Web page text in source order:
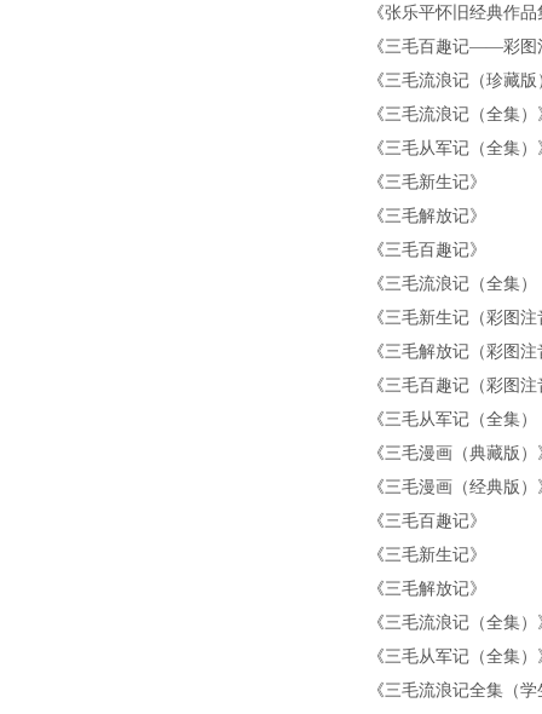
《张乐平怀旧经典作品
《三毛百趣记——彩图
《三毛流浪记（珍藏版
《三毛流浪记（全集）
《三毛从军记（全集）
《三毛新生记》
《三毛解放记》
《三毛百趣记》
《三毛流浪记（全集
《三毛新生记（彩图注
《三毛解放记（彩图注
《三毛百趣记（彩图注
《三毛从军记（全集
《三毛漫画（典藏版）
《三毛漫画（经典版）
《三毛百趣记》
《三毛新生记》
《三毛解放记》
《三毛流浪记（全集）
《三毛从军记（全集）
《三毛流浪记全集（学